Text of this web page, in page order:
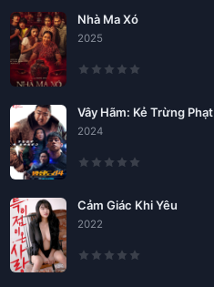
Nhà Ma Xó
2025
Vây Hãm: Kẻ Trừng Phạt
2024
Cảm Giác Khi Yêu
2022